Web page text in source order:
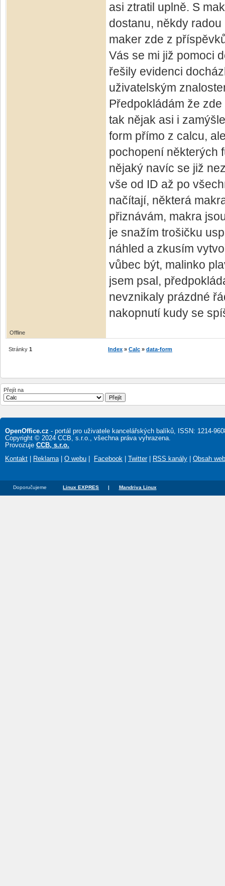
asi ztratil uplně. S
dostanu, někdy
maker zde z
Vás se mi již pomoci
řešily evidenci
uživatelským
Předpokládám že
tak nějak asi i
form přímo z calcu,
pochopení některých
nějaký navíc se již
vše od ID až po
načítají, některá
přiznávám, makra
je snažím trošičku
náhled a zkusím
vůbec být, malinko
jsem psal,
nevznikaly prázdné
nakopnutí kudy se
Offline
Stránky 1 Index » Calc » data-form
Přejít na
OpenOffice.cz - portál pro uživatele kancelářských balíků, ISSN: 1214-
Copyright © 2024 CCB, s.r.o., všechna práva vyhrazena.
Provozuje CCB, s.r.o.
Kontakt
Reklama O webu Facebook Twitter| RSS kanály Obsah
Doporučujeme Linux EXPRES | Mandriva Linux